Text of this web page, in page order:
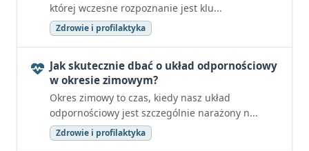
której wczesne rozpoznanie jest klu...
Zdrowie i profilaktyka
Jak skutecznie dbać o układ odpornościowy
w okresie zimowym?
Okres zimowy to czas, kiedy nasz układ
odpornościowy jest szczególnie narażony n...
Zdrowie i profilaktyka